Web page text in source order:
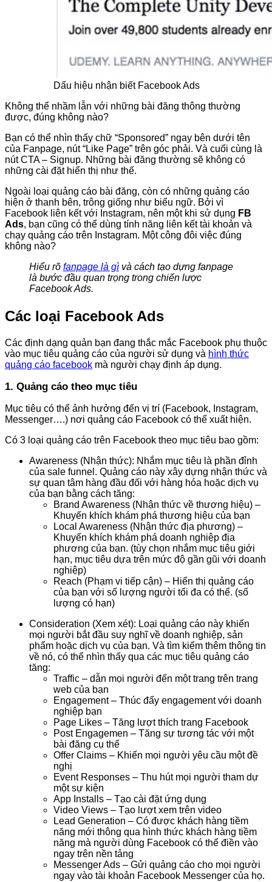
Dấu hiệu nhận biết Facebook Ads
Không thể nhầm lẫn với những bài đăng thông thường
được, đúng không nào?
Bạn có thể nhìn thấy chữ “Sponsored” ngay bên dưới tên
của Fanpage, nút “Like Page” trên góc phải. Và cuối cùng là
nút CTA – Signup. Những bài đăng thường sẽ không có
những cài đặt hiển thị như thế.
Ngoài loại quảng cáo bài đăng, còn có những quảng cáo
hiện ở thanh bên, trông giống như biểu ngữ. Bởi vì
Facebook liên kết với Instagram, nên một khi sử dụng FB
Ads, bạn cũng có thể dùng tính năng liên kết tài khoản và
chạy quảng cáo trên Instagram. Một công đôi việc đúng
không nào?
Hiểu rõ fanpage là gì và cách tạo dựng fanpage
là bước đầu quan trọng trong chiến lược
Facebook Ads.
Các loại Facebook Ads
Các định dạng quản bạn đang thắc mắc Facebook phụ thuộc
vào mục tiêu quảng cáo của người sử dụng và hình thức
quảng cáo facebook mà người chạy định áp dụng.
1. Quảng cáo theo mục tiêu
Mục tiêu có thể ảnh hưởng đến vị trí (Facebook, Instagram,
Messenger….) nơi quảng cáo Facebook có thể xuất hiện.
Có 3 loại quảng cáo trên Facebook theo mục tiêu bao gồm:
Awareness (Nhận thức): Nhắm mục tiêu là phần đỉnh
của sale funnel. Quảng cáo này xây dựng nhận thức và
sự quan tâm hàng đầu đối với hàng hóa hoặc dịch vụ
của bạn bằng cách tăng:
Brand Awareness (Nhận thức về thương hiệu) –
Khuyến khích khám phá thương hiệu của bạn
Local Awareness (Nhận thức địa phương) –
Khuyến khích khám phá doanh nghiệp địa
phương của bạn. (tùy chọn nhắm mục tiêu giới
hạn, mục tiêu dựa trên mức độ gần gũi với doanh
nghiệp)
Reach (Phạm vi tiếp cận) – Hiển thị quảng cáo
của bạn với số lượng người tối đa có thể. (số
lượng có hạn)
Consideration (Xem xét): Loại quảng cáo này khiến
mọi người bắt đầu suy nghĩ về doanh nghiệp, sản
phẩm hoặc dịch vụ của bạn. Và tìm kiếm thêm thông tin
về nó, có thể nhìn thấy qua các mục tiêu quảng cáo
tăng:
Traffic – dẫn mọi người đến một trang trên trang
web của bạn
Engagement – Thúc đẩy engagement với doanh
nghiệp bạn
Page Likes – Tăng lượt thích trang Facebook
Post Engagemen – Tăng sự tương tác với một
bài đăng cụ thể
Offer Claims – Khiến mọi người yêu cầu một đề
nghị
Event Responses – Thu hút mọi người tham dự
một sự kiện
App Installs – Tạo cài đặt ứng dụng
Video Views – Tạo lượt xem trên video
Lead Generation – Có được khách hàng tiềm
năng mới thông qua hình thức khách hàng tiềm
năng mà người dùng Facebook có thể điền vào
ngay trên nền tảng
Messenger Ads – Gửi quảng cáo cho mọi người
ngay vào tài khoản Facebook Messenger của họ.